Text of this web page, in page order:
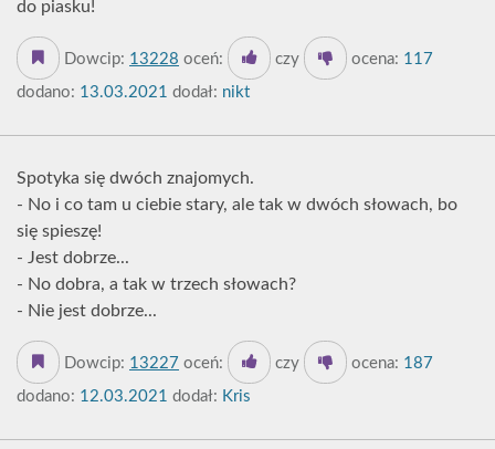
do piasku!
Dowcip: 13228 oceń: czy ocena: 117
dodano: 13.03.2021 dodał: nikt
Spotyka się dwóch znajomych.
- No i co tam u ciebie stary, ale tak w dwóch słowach, bo
się spieszę!
- Jest dobrze...
- No dobra, a tak w trzech słowach?
- Nie jest dobrze...
Dowcip: 13227 oceń: czy ocena: 187
dodano: 12.03.2021 dodał: Kris